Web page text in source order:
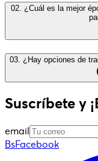
02. ¿Cuál es la mejor
03 ¿Hay opciones de
Suscríbete y
email
BsFacebook